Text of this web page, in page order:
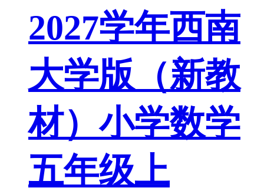
2027学年西南
大学版（新教
材）小学数学
五年级上